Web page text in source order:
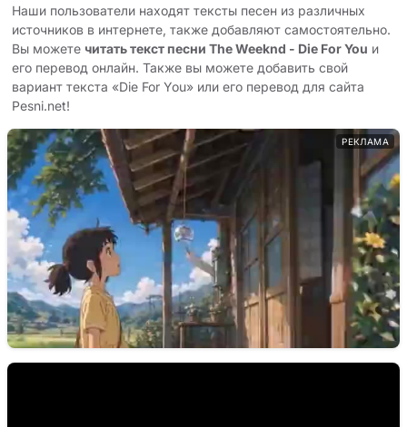
Наши пользователи находят тексты песен из различных
источников в интернете, также добавляют самостоятельно.
Вы можете читать текст песни The Weeknd - Die For You и
его перевод онлайн. Также вы можете добавить свой
вариант текста «Die For You» или его перевод для сайта
Pesni.net!
РЕКЛАМА